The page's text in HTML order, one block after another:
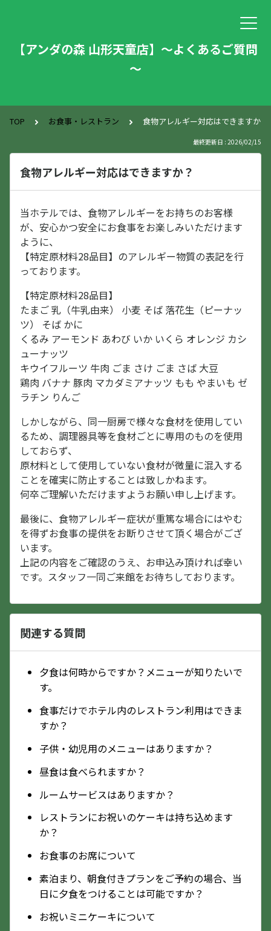
【アンダの森 山形天童店】～よくあるご質問
～
TOP お食事・レストラン 食物アレルギー対応はできますか？
最終更新日 : 2026/02/15
食物アレルギー対応はできますか？
当ホテルでは、食物アレルギーをお持ちのお客様
が、安心かつ安全にお食事をお楽しみいただけます
ように、
【特定原材料28品目】のアレルギー物質の表記を行
っております。
【特定原材料28品目】
たまご 乳（牛乳由来） 小麦 そば 落花生（ピーナッ
ツ） そば かに
くるみ アーモンド あわび いか いくら オレンジ カシ
ューナッツ
キウイフルーツ 牛肉 ごま さけ ごま さば 大豆
鶏肉 バナナ 豚肉 マカダミアナッツ もも やまいも ゼ
ラチン りんご
しかしながら、同一厨房で様々な食材を使用してい
るため、調理器具等を食材ごとに専用のものを使用
しておらず、
原材料として使用していない食材が微量に混入する
ことを確実に防止することは致しかねます。
何卒ご理解いただけますようお願い申し上げます。
最後に、食物アレルギー症状が重篤な場合にはやむ
を得ずお食事の提供をお断りさせて頂く場合がござ
います。
上記の内容をご確認のうえ、お申込み頂ければ幸い
です。スタッフ一同ご来館をお待ちしております。
関連する質問
夕食は何時からですか？メニューが知りたいで
す。
食事だけでホテル内のレストラン利用はできま
すか？
子供・幼児用のメニューはありますか？
昼食は食べられますか？
ルームサービスはありますか？
レストランにお祝いのケーキは持ち込めます
か？
お食事のお席について
素泊まり、朝食付きプランをご予約の場合、当
日に夕食をつけることは可能ですか？
お祝いミニケーキについて